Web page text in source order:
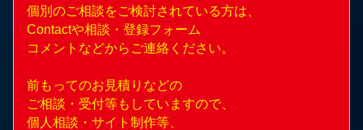
個別のご相談をご検討されている方は、
Contactや相談・登録フォーム
コメントなどからご連絡ください。
前もってのお見積りなどの
ご相談・受付等もしていますので、
個人相談・サイト制作等、